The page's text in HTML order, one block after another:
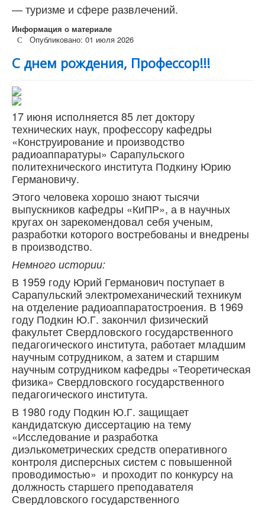
— туризме и сфере развлечений.
Информация о материале
Опубликовано: 01 июля 2026
С днем рождения, Профессор!!!
17 июня исполняется 85 лет доктору
технических наук, профессору кафедры
«Конструирование и производство
радиоаппаратуры» Сарапульского
политехнического института Подкину Юрию
Германовичу.
Этого человека хорошо знают тысячи
выпускников кафедры «КиПР», а в научных
кругах он зарекомендовал себя ученым,
разработки которого востребованы и внедрены
в производство.
Немного истории:
В 1959 году Юрий Германович поступает в
Сарапульский электромеханический техникум
на отделение радиоаппаратостроения. В 1969
году Подкин Ю.Г. закончил физический
факультет Свердловского государственного
педагогического института, работает младшим
научным сотрудником, а затем и старшим
научным сотрудником кафедры «Теоретическая
физика» Свердловского государственного
педагогического института.
В 1980 году Подкин Ю.Г. защищает
кандидатскую диссертацию на тему
«Исследование и разработка
диэлькометрических средств оперативного
контроля дисперсных систем с повышенной
проводимостью» и проходит по конкурсу на
должность старшего преподавателя
Свердловского государственного